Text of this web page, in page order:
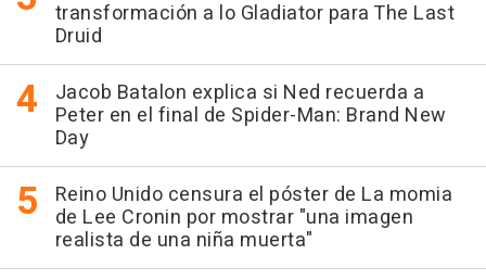
transformación a lo Gladiator para The Last
Druid
Jacob Batalon explica si Ned recuerda a
Peter en el final de Spider-Man: Brand New
Day
Reino Unido censura el póster de La momia
de Lee Cronin por mostrar "una imagen
realista de una niña muerta"